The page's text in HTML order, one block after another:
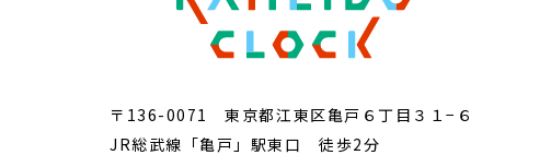
〒136-0071 東京都江東区亀戸６丁目３１−６
JR総武線「亀戸」駅東口 徒歩2分